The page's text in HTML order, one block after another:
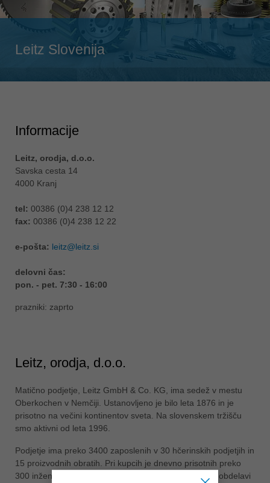
Singapore
english
Slovenija
slovenski
türkçe
Việt Nam
中国
ประเทศไทย
Leitz Slovenija
Informacije
Leitz, orodja, d.o.o.
Savska cesta 14
4000 Kranj
tel: 00386 (0)4 238 12 12
fax: 00386 (0)4 238 12 22
e-pošta: leitz@leitz.si
delovni čas:
pon. - pet. 7:30 - 16:00
prazniki: zaprto
Leitz, orodja, d.o.o.
Matično podjetje, Leitz GmbH & Co. KG, ima sedež v mestu
Oberkochen v Nemčiji. Ustanovljeno je bilo leta 1876 in je
prisotno na večini kontinentov sveta. Na slovenskem tržišču
smo aktivni od leta 1996.
Podjetje ima preko 3400 zaposlenih v 30 hčerinskih podjetjih in
15 proizvodnih obratih. Pri kupcih je dnevno prisotnih preko
300 inženirjev, ki pomagajo najti optimalne rešitve pri obdelavi